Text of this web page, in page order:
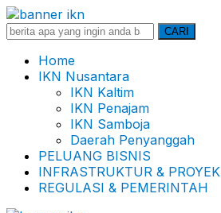
Search
CARI
Home
IKN Nusantara
IKN Kaltim
IKN Penajam
IKN Samboja
Daerah Penyanggah
PELUANG BISNIS
INFRASTRUKTUR & PROYEK
REGULASI & PEMERINTAH